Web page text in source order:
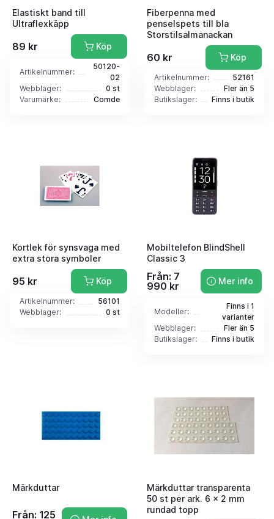
Elastiskt band till
Ultraflexkäpp
89 kr Köp
Artikelnummer:
50120-
02
Webblager:
0 st
Varumärke:
Comde
Fiberpenna med
penselspets till bla
Storstilsalmanackan
60 kr Köp
Artikelnummer:
52161
Webblager:
Fler än 5
Butikslager:
Finns i butik
Kortlek för synsvaga med
extra stora symboler
95 kr Köp
Artikelnummer:
56101
Webblager:
0 st
Mobiltelefon BlindShell
Classic 3
Från: 7
990 kr
Mer info
Modeller:
Finns i 1
varianter
Webblager:
Fler än 5
Butikslager:
Finns i butik
Märkduttar
Från: 125
Märkduttar transparenta
50 st per ark. 6 x 2 mm
rundad topp